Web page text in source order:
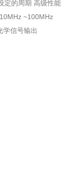
定的周期 高级性能
~100MHz
学信号输出